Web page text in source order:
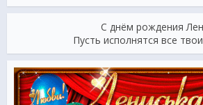
С днём рождения
Пусть исполнятся все